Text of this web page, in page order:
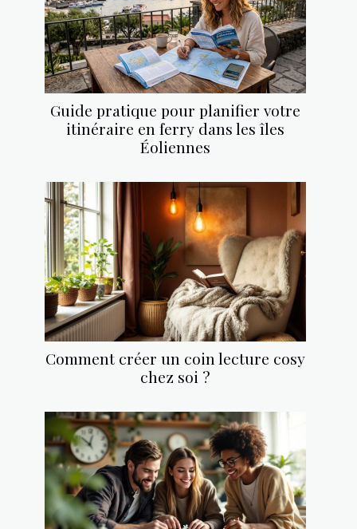
Guide pratique pour planifier votre
itinéraire en ferry dans les îles
Éoliennes
Comment créer un coin lecture cosy
chez soi ?